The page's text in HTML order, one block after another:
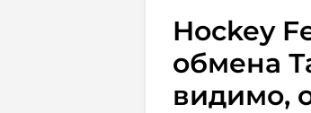
Hockey
обмена
видимо,